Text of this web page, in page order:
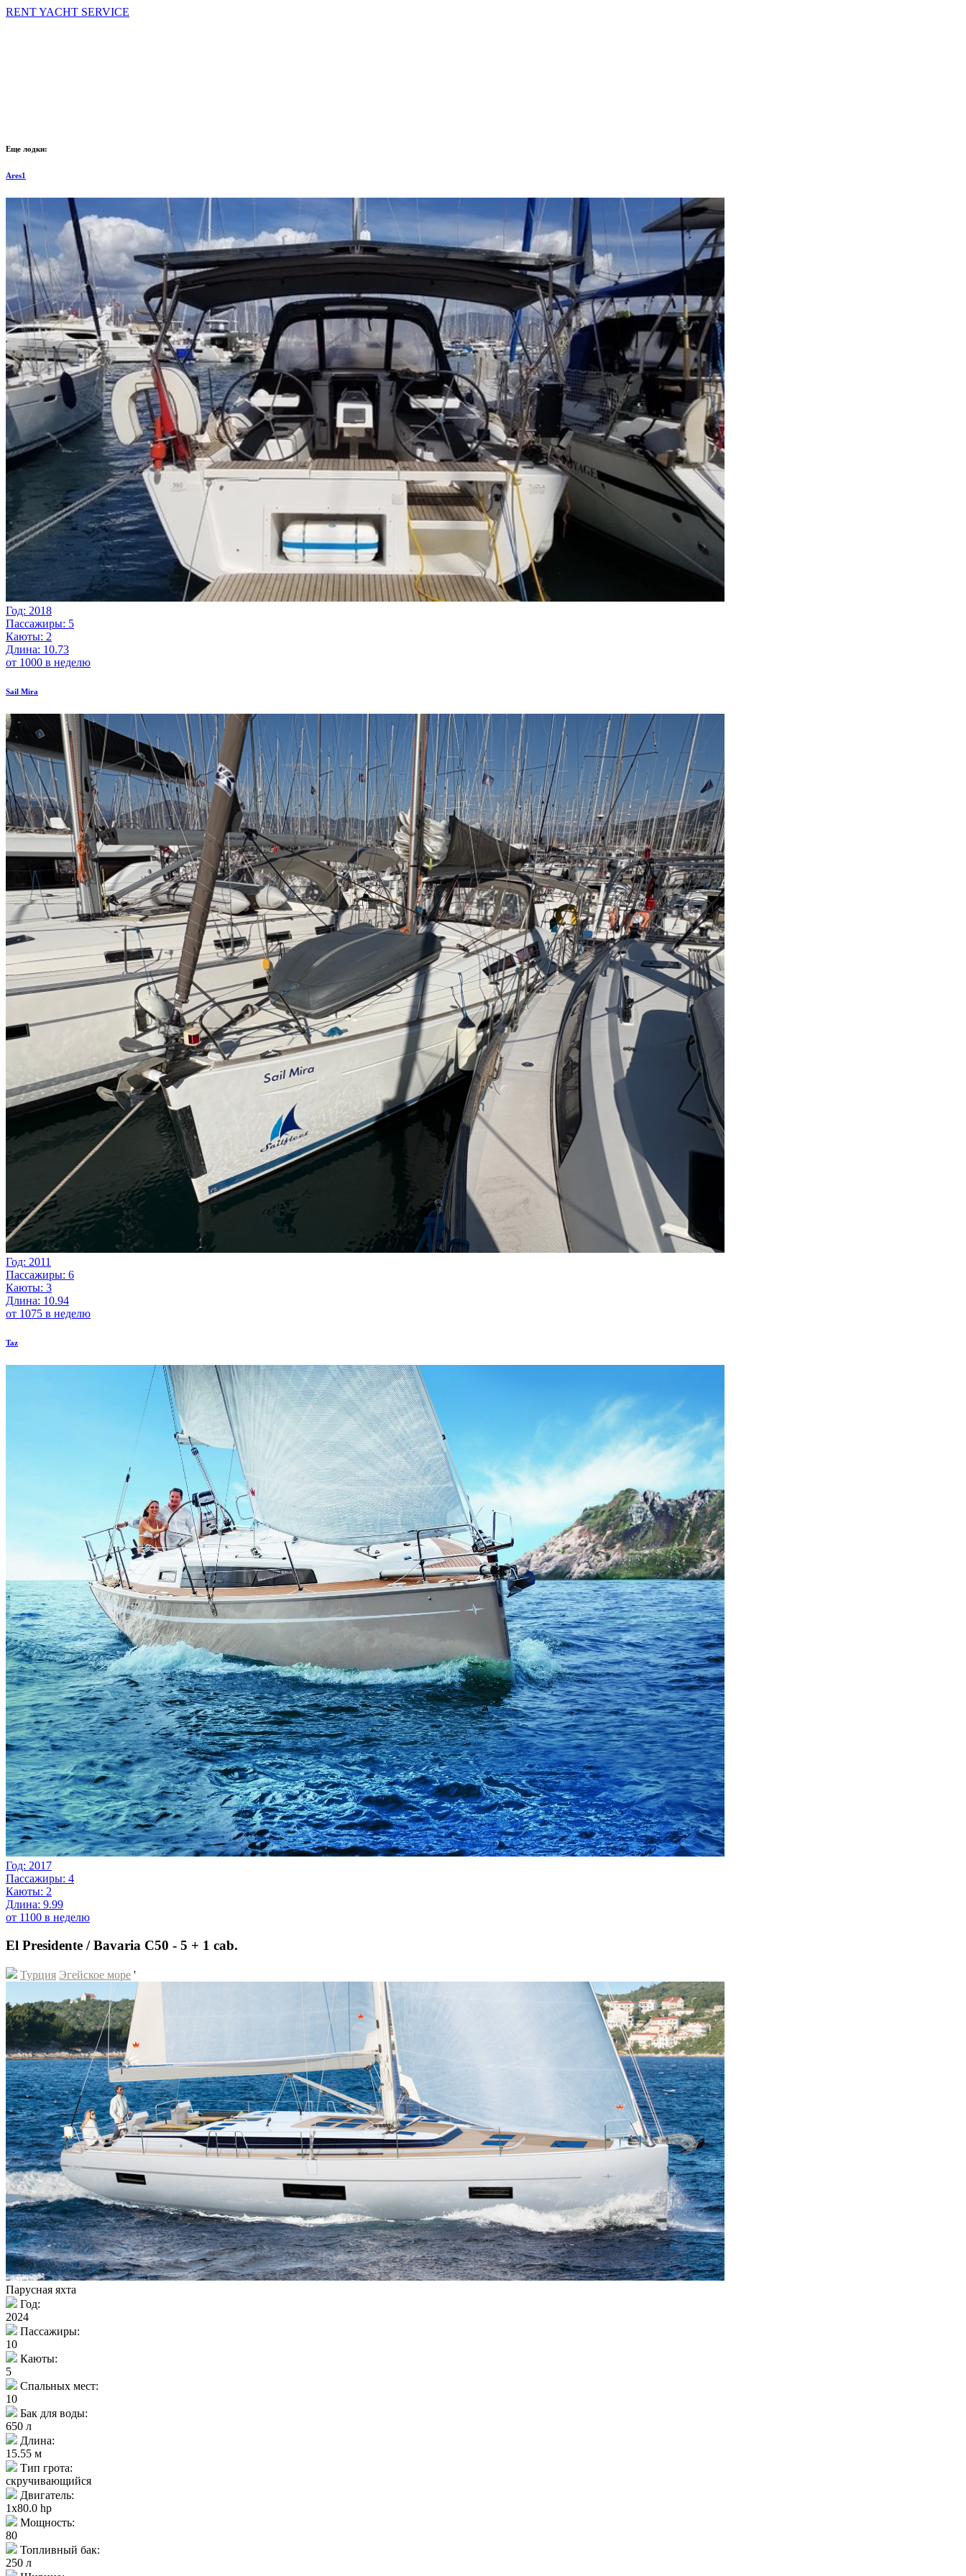
RENT YACHT SERVICE
Еще лодки:
Ares1
Год: 2018
Пассажиры: 5
Каюты: 2
Длина: 10.73
от 1000 в неделю
Sail Mira
Год: 2011
Пассажиры: 6
Каюты: 3
Длина: 10.94
от 1075 в неделю
Taz
Год: 2017
Пассажиры: 4
Каюты: 2
Длина: 9.99
от 1100 в неделю
El Presidente / Bavaria C50 - 5 + 1 cab.
Турция Эгейское море '
Парусная яхта
Год:
2024
Пассажиры:
10
Каюты:
5
Спальных мест:
10
Бак для воды:
650 л
Длина:
15.55 м
Тип грота:
скручивающийся
Двигатель:
1x80.0 hp
Мощность:
80
Топливный бак:
250 л